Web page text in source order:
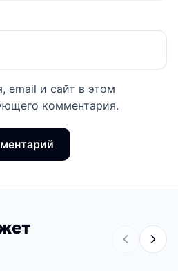
email и сайт в этом
комментария.